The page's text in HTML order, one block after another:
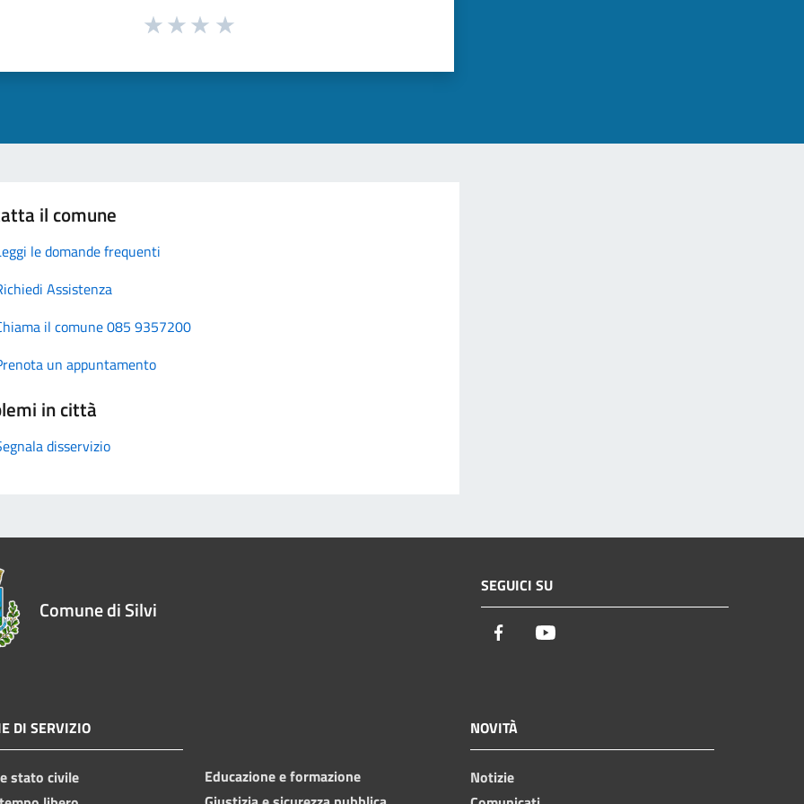
il comune
le domande frequenti
Assistenza
il comune 085 9357200
un appuntamento
in città
disservizio
Comune di Silvi
SEGUICI SU
Facebook
DI SERVIZIO
stato civile
Educazione e formazione
NOVITÀ
Notizie